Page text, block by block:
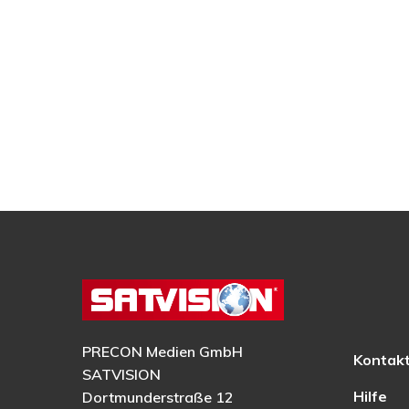
PRECON Medien GmbH
SATVISION
Dortmunderstraße 12
Hilfe